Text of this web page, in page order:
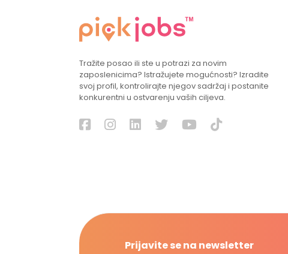
Tražite posao ili ste u potrazi za novim
zaposlenicima? Istražujete mogućnosti? Izradite
svoj profil, kontrolirajte njegov sadržaj i postanite
konkurentni u ostvarenju vaših ciljeva.
Prijavite se na newsletter